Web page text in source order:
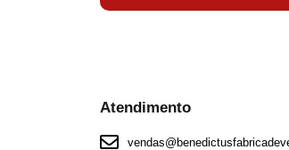
Atendimento